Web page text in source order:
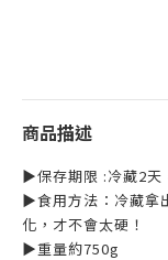
商品描述
▶️保存期限 :冷藏2天
▶️食用方法：冷藏拿
化，才不會太硬！
▶️重量約750g